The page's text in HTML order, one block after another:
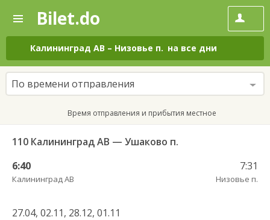
—
Поиск
и
покупка
билетов
на
автобус
онлайн
Bilet.do
Калининград АВ – Низовье п. на все дни
По времени отправления
Время отправления и прибытия местное
110 Калининград АВ — Ушаково п.
6:40
Калининград АВ
7:31
Низовье п.
27.04, 02.11, 28.12, 01.11